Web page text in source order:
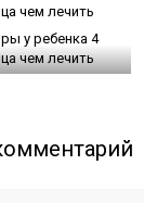
у ребенка 4
чем лечить